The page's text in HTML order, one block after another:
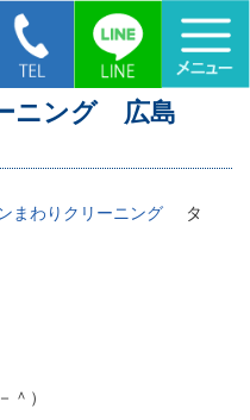
広島 ハウスクリーニング
ニング 広島
まわりクリーニング タ
＾）